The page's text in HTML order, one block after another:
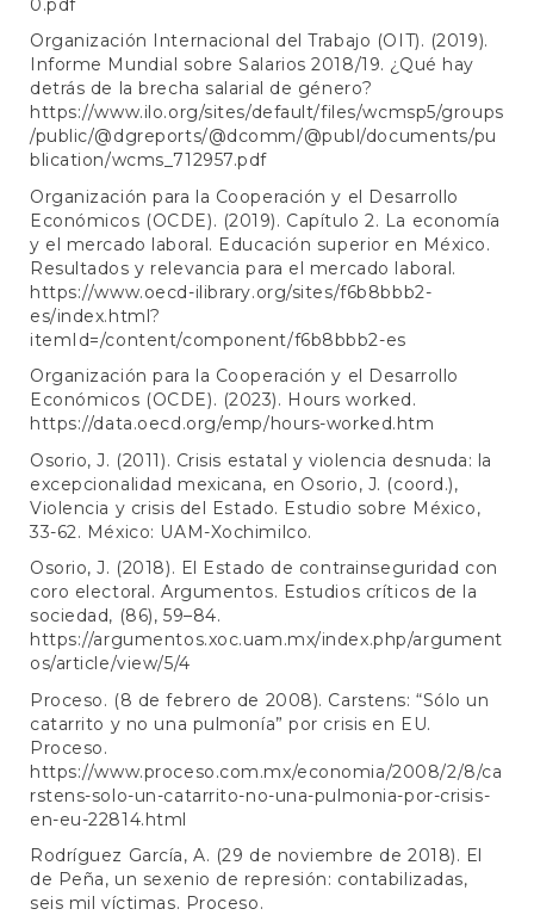
Organización Internacional del Trabajo (OIT). (2019).
Informe Mundial sobre Salarios 2018/19. ¿Qué hay
detrás de la brecha salarial de género?
https://www.ilo.org/sites/default/files/wcmsp5/groups
/public/@dgreports/@dcomm/@publ/documents/pu
blication/wcms_712957.pdf
Organización para la Cooperación y el Desarrollo
Económicos (OCDE). (2019). Capítulo 2. La economía
y el mercado laboral. Educación superior en México.
Resultados y relevancia para el mercado laboral.
https://www.oecd-ilibrary.org/sites/f6b8bbb2-
es/index.html?
itemId=/content/component/f6b8bbb2-es
Organización para la Cooperación y el Desarrollo
Económicos (OCDE). (2023). Hours worked.
https://data.oecd.org/emp/hours-worked.htm
Osorio, J. (2011). Crisis estatal y violencia desnuda: la
excepcionalidad mexicana, en Osorio, J. (coord.),
Violencia y crisis del Estado. Estudio sobre México,
33-62. México: UAM-Xochimilco.
Osorio, J. (2018). El Estado de contrainseguridad con
coro electoral. Argumentos. Estudios críticos de la
sociedad, (86), 59–84.
https://argumentos.xoc.uam.mx/index.php/argument
os/article/view/5/4
Proceso. (8 de febrero de 2008). Carstens: “Sólo un
catarrito y no una pulmonía” por crisis en EU.
Proceso.
https://www.proceso.com.mx/economia/2008/2/8/ca
rstens-solo-un-catarrito-no-una-pulmonia-por-crisis-
en-eu-22814.html
Rodríguez García, A. (29 de noviembre de 2018). El
de Peña, un sexenio de represión: contabilizadas,
seis mil víctimas. Proceso.